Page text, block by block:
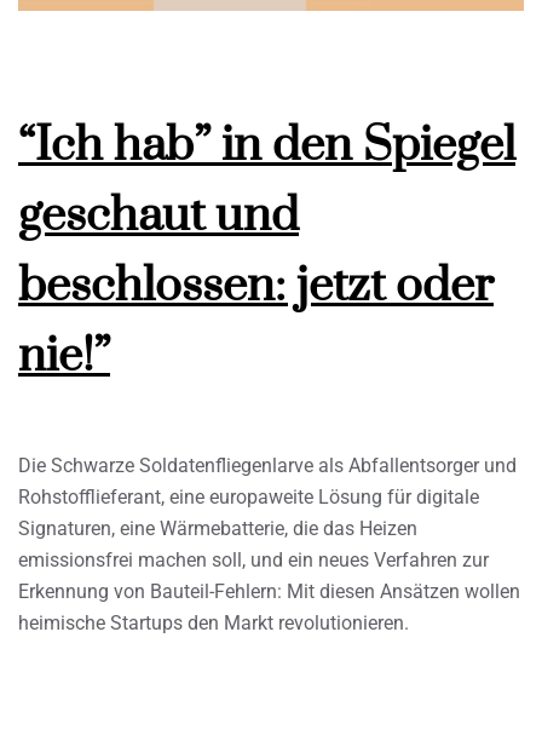
“Ich hab” in den Spiegel
geschaut und
beschlossen: jetzt oder
nie!”
Die Schwarze Soldatenfliegenlarve als Abfallentsorger und
Rohstofflieferant, eine europaweite Lösung für digitale
Signaturen, eine Wärmebatterie, die das Heizen
emissionsfrei machen soll, und ein neues Verfahren zur
Erkennung von Bauteil-Fehlern: Mit diesen Ansätzen wollen
heimische Startups den Markt revolutionieren.